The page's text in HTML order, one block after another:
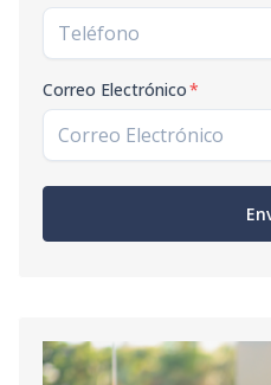
Correo Electrónico*